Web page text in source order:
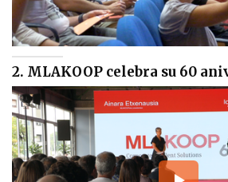
2. MLAKOOP celebra su 60